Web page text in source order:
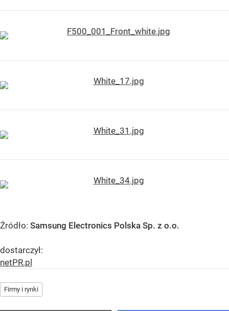
Źródło: Samsung Electronics Polska Sp. z o.o.
dostarczył:
netPR.pl
Firmy i rynki